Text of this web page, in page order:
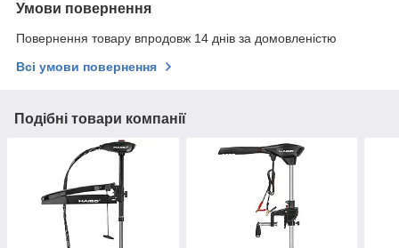
Умови повернення
Повернення товару впродовж 14 днів за домовленістю
Всі умови повернення
Подібні товари компанії